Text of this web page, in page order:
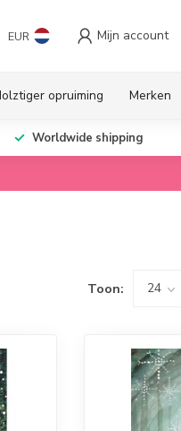
EUR Mijn account
opruiming Merken
Worldwide shipping
Toon: